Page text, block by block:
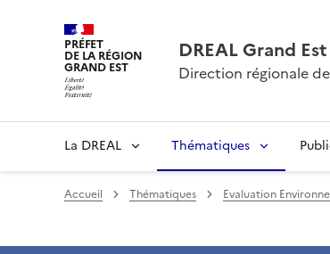
PRÉFET
DE LA RÉGION
GRAND EST
DREAL Grand Est
Direction régionale
La DREAL Thématiques
Accueil Thématiques Evaluation